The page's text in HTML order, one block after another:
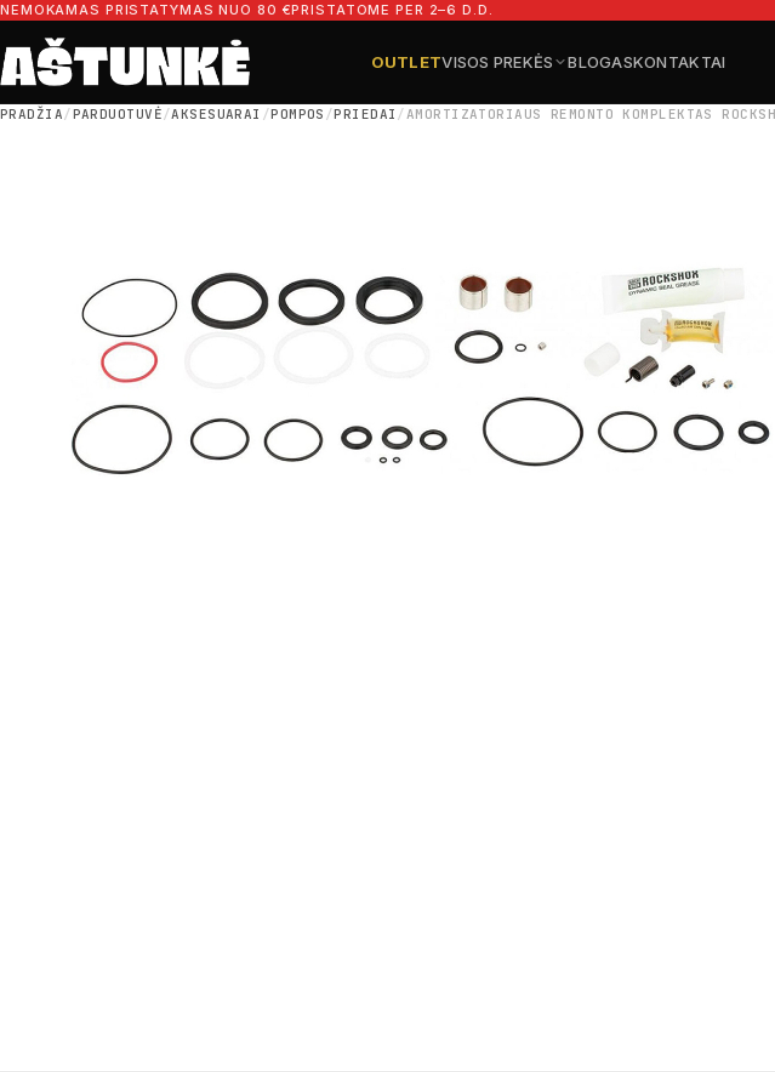
Pereiti prie turinio
NEMOKAMAS PRISTATYMAS NUO 80 €PRISTATOME PER 2–6 D.D.
OUTLETVISOS PREKĖS BLOGASKONTAKTAI
Ieškoti dalių
Ieškoti
PRADŽIA/PARDUOTUVĖ/AKSESUARAI /POMPOS /PRIEDAI /AMORTIZATORIAUS REMONTO KOMPLEKTAS